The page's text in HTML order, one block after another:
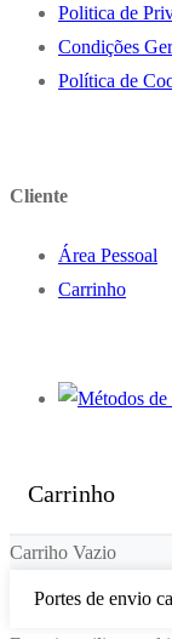
Politica de
Condições
Política de
Cliente
Área Pessoal
Carrinho
Carrinho
Carriho Vazio
Portes de envio